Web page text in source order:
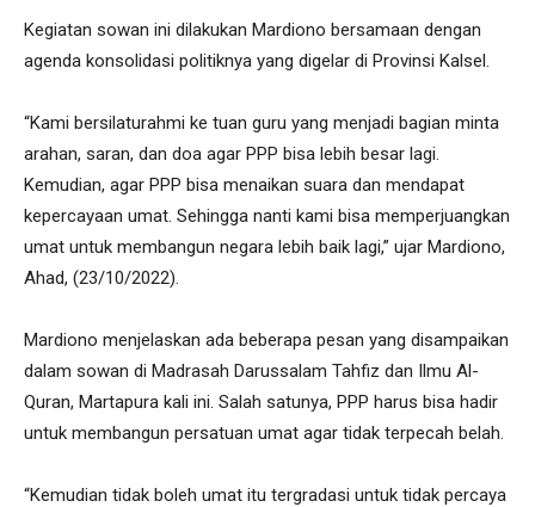
Kegiatan sowan ini dilakukan Mardiono bersamaan dengan
agenda konsolidasi politiknya yang digelar di Provinsi Kalsel.
“Kami bersilaturahmi ke tuan guru yang menjadi bagian minta
arahan, saran, dan doa agar PPP bisa lebih besar lagi.
Kemudian, agar PPP bisa menaikan suara dan mendapat
kepercayaan umat. Sehingga nanti kami bisa memperjuangkan
umat untuk membangun negara lebih baik lagi,” ujar Mardiono,
Ahad, (23/10/2022).
Mardiono menjelaskan ada beberapa pesan yang disampaikan
dalam sowan di Madrasah Darussalam Tahfiz dan Ilmu Al-
Quran, Martapura kali ini. Salah satunya, PPP harus bisa hadir
untuk membangun persatuan umat agar tidak terpecah belah.
“Kemudian tidak boleh umat itu tergradasi untuk tidak percaya